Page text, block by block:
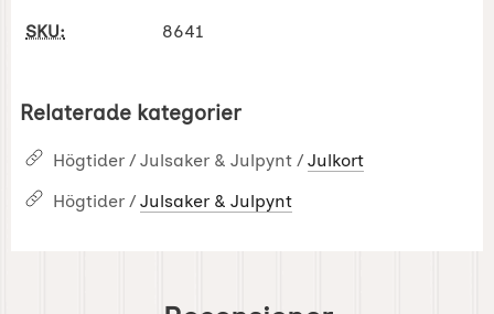
SKU: 8641
Relaterade kategorier
Högtider / Julsaker & Julpynt / Julkort
Högtider / Julsaker & Julpynt